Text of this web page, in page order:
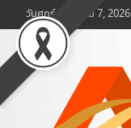
to
content
วันศุกร์, สิงหาคม 7, 2026